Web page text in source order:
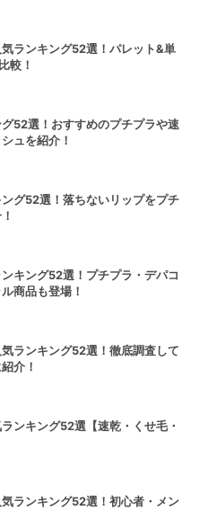
ランキング52選！パレット&単
較！
52選！おすすめのプチプラや速
ュを紹介！
グ52選！落ちないリップをプチ
キング52選！プチプラ・デパコ
商品も登場！
ランキング52選！徹底調査して
介！
ンキング52選【速乾・くせ毛・
ランキング52選！初心者・メン